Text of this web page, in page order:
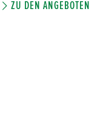
ZU DEN ANGEBOTEN